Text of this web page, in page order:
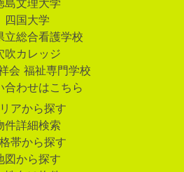
四国大学
立総合看護学校
吹カレッジ
会 福祉専門学校
合わせはこちら
アから探す
件詳細検索
帯から探す
図から探す